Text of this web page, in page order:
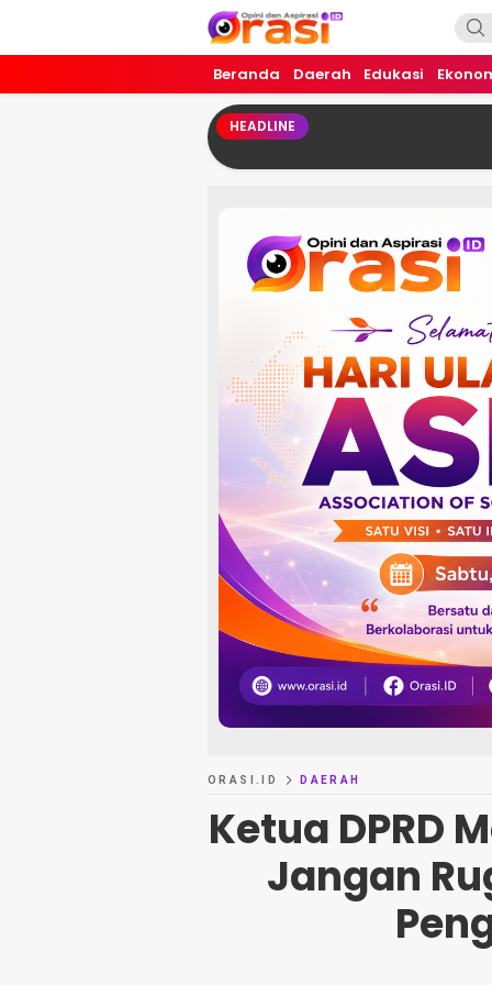
Orasi.ID
Opini dan Aspirasi!
Beranda Daerah Edukasi
HEADLINE
ORASI.ID DAERAH
Ketua DPRD
Jangan